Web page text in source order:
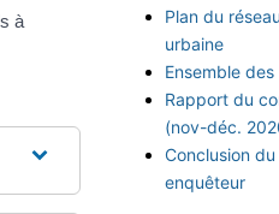
à
Plan du
urbaine
Ensemble
Rapport du
(nov-déc.
Conclusion
enquêteur